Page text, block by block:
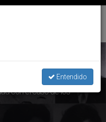
con el caso de los
Entendido